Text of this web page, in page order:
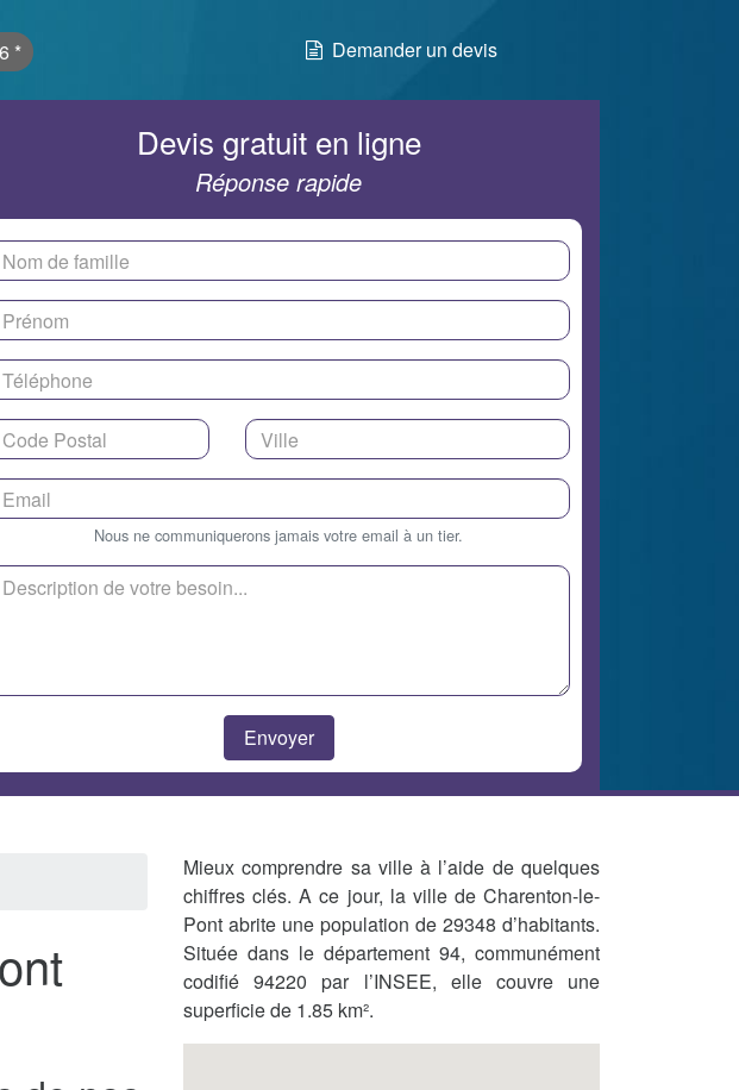
* Demander un devis
Devis gratuit en ligne
Réponse rapide
Nous ne communiquerons jamais votre email à un tier.
Mieux comprendre sa ville à l’aide de quelques
chiffres clés. A ce jour, la ville de Charenton-le-
Pont abrite une population de 29348 d’habitants.
Située dans le département 94, communément
codifié 94220 par l’INSEE, elle couvre une
superficie de 1.85 km².